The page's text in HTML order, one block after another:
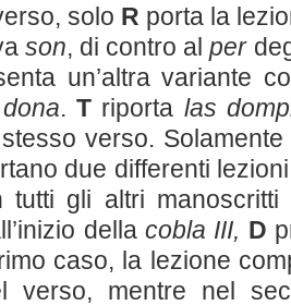
solo R porta la
son, di contro alper
un’altra variante
.T riporta las
verso. Solamente
due differenti
tutti gli altri
della cobla III, D
caso, la lezione
verso, mentre nel